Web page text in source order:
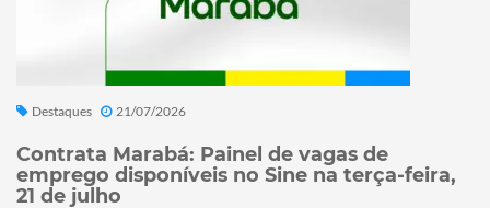
Destaques 21/07/2026
Contrata Marabá: Painel de vagas de
emprego disponíveis no Sine na terça-feira,
21 de julho